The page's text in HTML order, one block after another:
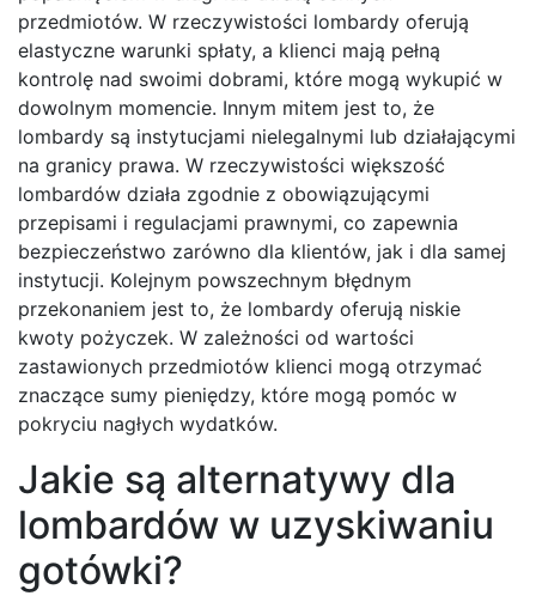
przedmiotów. W rzeczywistości lombardy oferują
elastyczne warunki spłaty, a klienci mają pełną
kontrolę nad swoimi dobrami, które mogą wykupić w
dowolnym momencie. Innym mitem jest to, że
lombardy są instytucjami nielegalnymi lub działającymi
na granicy prawa. W rzeczywistości większość
lombardów działa zgodnie z obowiązującymi
przepisami i regulacjami prawnymi, co zapewnia
bezpieczeństwo zarówno dla klientów, jak i dla samej
instytucji. Kolejnym powszechnym błędnym
przekonaniem jest to, że lombardy oferują niskie
kwoty pożyczek. W zależności od wartości
zastawionych przedmiotów klienci mogą otrzymać
znaczące sumy pieniędzy, które mogą pomóc w
pokryciu nagłych wydatków.
Jakie są alternatywy dla
lombardów w uzyskiwaniu
gotówki?